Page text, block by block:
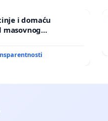
i domaću
masovnog
afričke svinjske